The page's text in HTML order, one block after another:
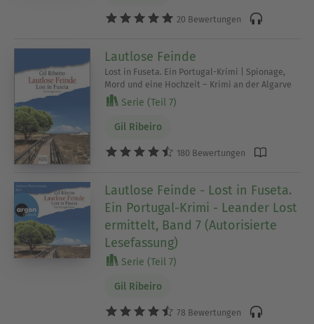
20 Bewertungen
Lautlose Feinde
Lost in Fuseta. Ein Portugal-Krimi | Spionage,
Mord und eine Hochzeit – Krimi an der Algarve
Serie (Teil 7)
Gil Ribeiro
180 Bewertungen
Lautlose Feinde - Lost in Fuseta.
Ein Portugal-Krimi - Leander Lost
ermittelt, Band 7 (Autorisierte
Lesefassung)
Serie (Teil 7)
Gil Ribeiro
78 Bewertungen